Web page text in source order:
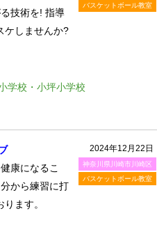
バスケットボール教室
技術を! 指導
ケしませんか?
学校・小坪小学校
2024年12月22日
神奈川県川崎市川崎区
バスケットボール教室
康になるこ
から練習に打
ます。